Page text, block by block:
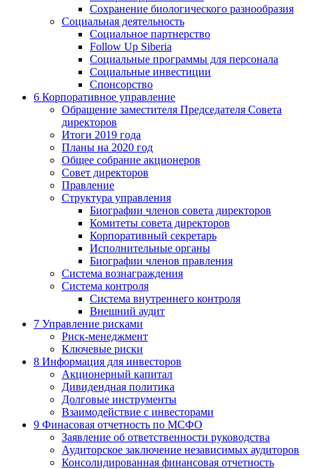
Сохранение биологического разнообразия
Социальная деятельность
Социальное партнерство
Follow Up Siberia
Социальные программы для персонала
Социальные инвестиции
Спонсорство
6 Корпоративное управление
Обращение заместителя Председателя Совета
директоров
Итоги 2019 года
Планы на 2020 год
Общее собрание акционеров
Совет директоров
Правление
Структура управления
Биографии членов совета директоров
Комитеты совета директоров
Корпоративный секретарь
Исполнительные органы
Биографии членов правления
Система вознаграждения
Система контроля
Система внутреннего контроля
Внешний аудит
7 Управление рисками
Риск-менеджмент
Ключевые риски
8 Информация для инвесторов
Акционерный капитал
Дивидендная политика
Долговые инструменты
Взаимодействие с инвеcторами
9 Финасовая отчетность по МСФО
Заявление об ответственности руководства
Аудиторское заключение независимых аудиторов
Консолидированная финансовая отчетность